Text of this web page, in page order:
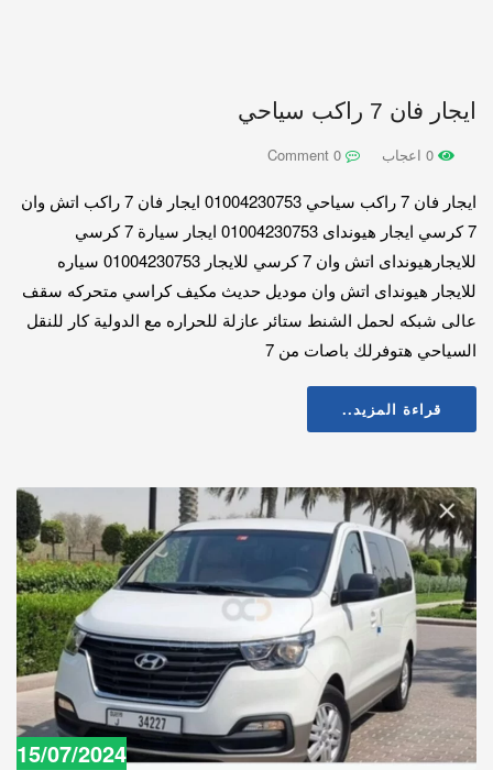
ايجار فان 7 راكب سياحي
ايجار فان 7 راكب سياحي 01004230753 ايجار فان 7 راكب اتش وان
7 كرسي ايجار هيونداى 01004230753 ايجار سيارة 7 كرسي
للايجارهيونداى اتش وان 7 كرسي للايجار 01004230753 سياره
للايجار هيونداى اتش وان موديل حديث مكيف كراسي متحركه سقف
عالى شبكه لحمل الشنط ستائر عازلة للحراره مع الدولية كار للنقل
السياحي هتوفرلك باصات من 7
قراءة المزيد..
15/07/2024